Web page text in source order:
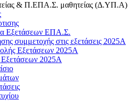
& Π.ΕΠΑ.Σ. μαθητείας (Δ.ΥΠ.Α)
Εξετάσεων ΕΠΑ.Σ.
συμμετοχής στις εξετάσεις 2025Α
Εξετάσεων 2025A
2025Α